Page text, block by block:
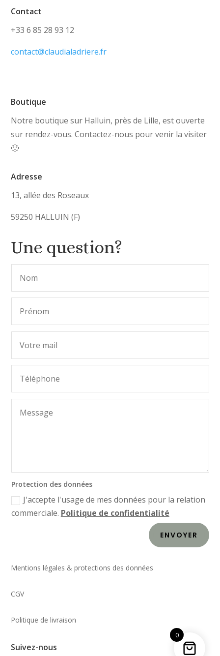
Contact
+33 6 85 28 93 12
contact@claudialadriere.fr
Boutique
Notre boutique sur Halluin, près de Lille, est ouverte
sur rendez-vous. Contactez-nous pour venir la visiter
🙂
Adresse
13, allée des Roseaux
59250 HALLUIN (F)
Une question?
Protection des données
J'accepte l'usage de mes données pour la relation
commerciale. Politique de confidentialité
ENVOYER
Mentions légales & protections des données
CGV
Politique de livraison
Suivez-nous
0